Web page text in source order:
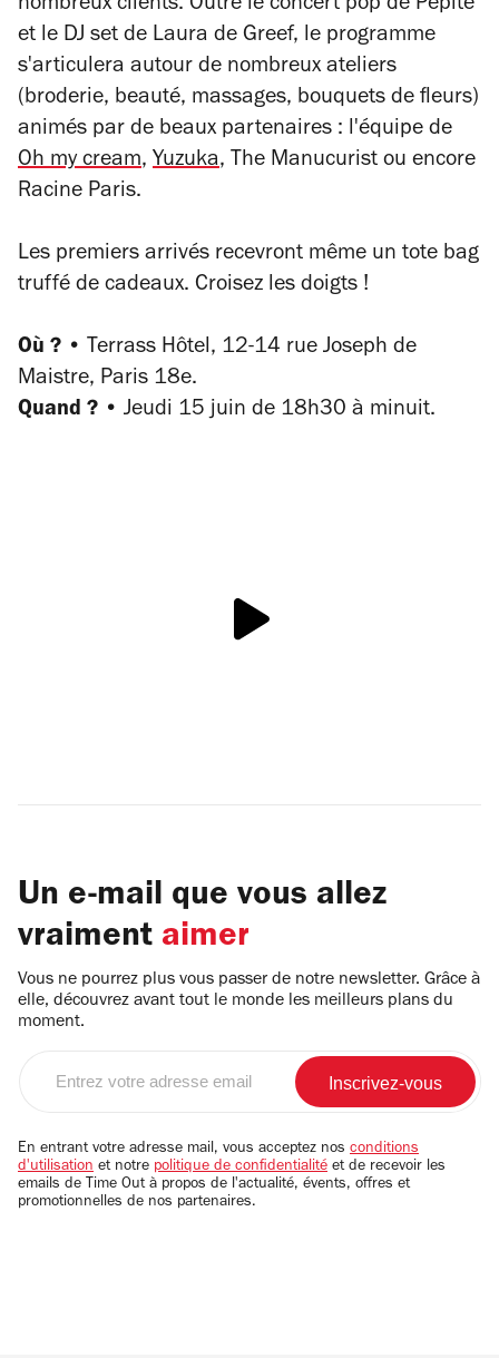
nombreux clients. Outre le concert pop de Pépite
et le DJ set de Laura de Greef, le programme
s'articulera autour de nombreux ateliers
(broderie, beauté, massages, bouquets de fleurs)
animés par de beaux partenaires : l'équipe de
Oh my cream, Yuzuka, The Manucurist ou encore
Racine Paris.
Les premiers arrivés recevront même un tote bag
truffé de cadeaux. Croisez les doigts !
Où ? • Terrass Hôtel, 12-14 rue Joseph de
Maistre, Paris 18e.
Quand ? • Jeudi 15 juin de 18h30 à minuit.
Un e-mail que vous allez
vraiment aimer
Vous ne pourrez plus vous passer de notre newsletter. Grâce à
elle, découvrez avant tout le monde les meilleurs plans du
moment.
email
En entrant votre adresse mail, vous acceptez nos conditions
d'utilisation et notre politique de confidentialité et de recevoir les
emails de Time Out à propos de l'actualité, évents, offres et
promotionnelles de nos partenaires.